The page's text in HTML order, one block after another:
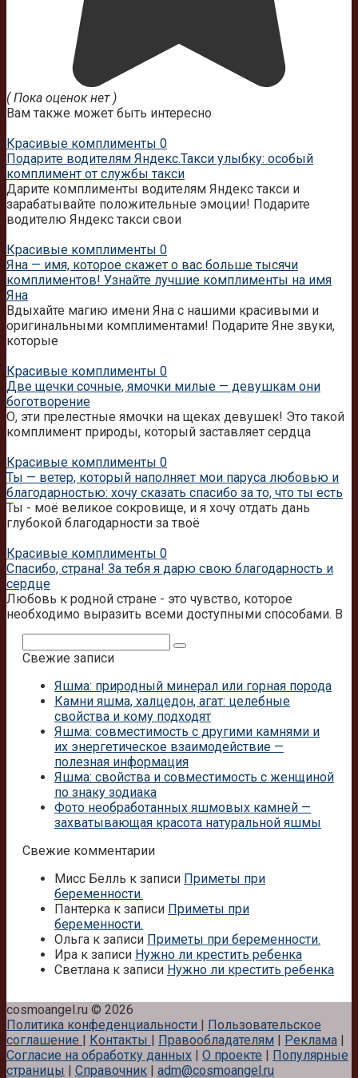
( Пока оценок нет )
Вам также может быть интересно
Красивые комплименты 0
Подарите водителям Яндекс.Такси улыбку: особый
комплимент от службы такси
Дарите комплименты водителям Яндекс такси и
зарабатывайте положительные эмоции! Подарите
водителю Яндекс такси свои
Красивые комплименты 0
Яна — имя, которое скажет о вас больше тысячи
комплиментов! Узнайте лучшие комплименты на имя
Яна
Вдыхайте магию имени Яна с нашими красивыми и
оригинальными комплиментами! Подарите Яне звуки,
которые
Красивые комплименты 0
Две щечки сочные, ямочки милые — девушкам они
боготворение
О, эти прелестные ямочки на щеках девушек! Это такой
комплимент природы, который заставляет сердца
Красивые комплименты 0
Ты — ветер, который наполняет мои паруса любовью и
благодарностью: хочу сказать спасибо за то, что ты есть
Ты - моё великое сокровище, и я хочу отдать дань
глубокой благодарности за твоё
Красивые комплименты 0
Спасибо, страна! За тебя я дарю свою благодарность и
сердце
Любовь к родной стране - это чувство, которое
необходимо выразить всеми доступными способами. В
Свежие записи
Яшма: природный минерал или горная порода
Камни яшма, халцедон, агат: целебные
свойства и кому подходят
Яшма: совместимость с другими камнями и
их энергетическое взаимодействие —
полезная информация
Яшма: свойства и совместимость с женщиной
по знаку зодиака
Фото необработанных яшмовых камней —
захватывающая красота натуральной яшмы
Свежие комментарии
Мисс Белль к записи Приметы при
беременности.
Пантерка к записи Приметы при
беременности.
Ольга к записи Приметы при беременности.
Ира к записи Нужно ли крестить ребенка
Светлана к записи Нужно ли крестить ребенка
cosmoangel.ru © 2026
Политика конфеденциальности | Пользовательское
соглашение | Контакты | Правообладателям | Реклама |
Согласие на обработку данных | О проекте | Популярные
страницы | Справочник | adm@cosmoangel.ru